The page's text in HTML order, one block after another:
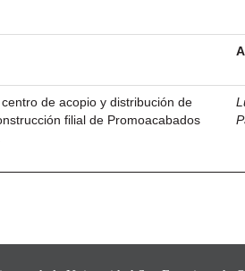
de acopio y distribución de
filial de Promoacabados